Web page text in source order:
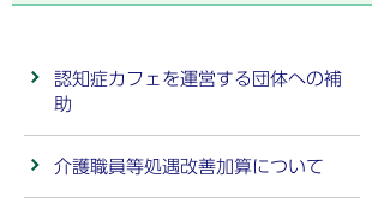
認知症カフェを運営する団体への補
助
介護職員等処遇改善加算について